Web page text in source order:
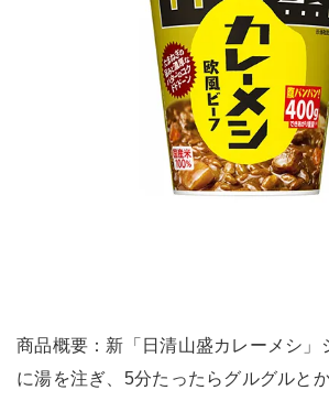
商品概要：新「日清山盛カレーメシ」
に湯を注ぎ、5分たったらグルグルと